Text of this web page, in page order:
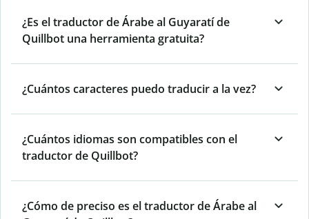
¿Es el traductor de Árabe al Guyaratí de
Quillbot una herramienta gratuita?
¿Cuántos caracteres puedo traducir a la vez?
¿Cuántos idiomas son compatibles con el
traductor de Quillbot?
¿Cómo de preciso es el traductor de Árabe al